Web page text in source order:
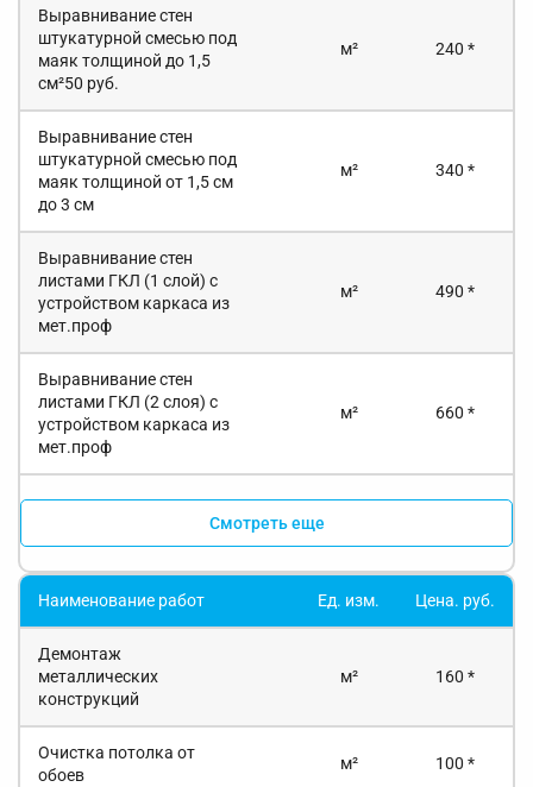
Выравнивание стен
штукатурной смесью под
маяк толщиной до 1,5
см²50 руб.
м² 240 *
Выравнивание стен
штукатурной смесью под
маяк толщиной от 1,5 см
до 3 см
м² 340 *
Выравнивание стен
листами ГКЛ (1 слой) с
устройством каркаса из
мет.проф
м² 490 *
Выравнивание стен
листами ГКЛ (2 слоя) с
устройством каркаса из
мет.проф
м² 660 *
Смотреть еще
Наименование работ Ед. изм. Цена. руб.
Демонтаж
металлических
конструкций
м² 160 *
Очистка потолка от
обоев
м² 100 *